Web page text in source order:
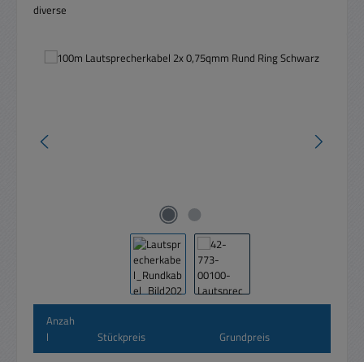
diverse
Bildergalerie überspringen
Anzah
l
Stückpreis Grundpreis